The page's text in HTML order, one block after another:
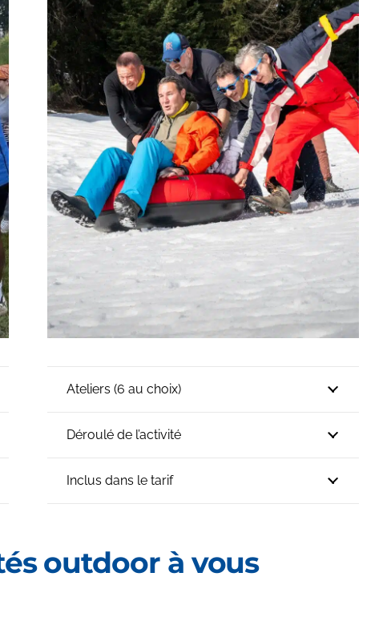
Ateliers (6 au choix)
Déroulé de l’activité
Inclus dans le tarif
outdoor à vous